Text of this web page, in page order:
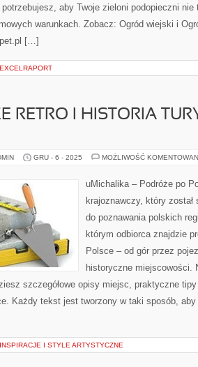
aby Twoje zieloni podopieczni nie
warunkach. Zobacz: Ogród wiejski i
[…]
EXCELRAPORT
RETRO I HISTORIA
GRU - 6 - 2025 MOŻLIWOŚĆ
uMichalika – Podróże po
krajoznawczy, który
do poznawania polskich
którym odbiorca znajdzie
Polsce – od gór przez
historyczne miejscowości.
szczegółowe opisy miejsc, praktyczne
Każdy tekst jest tworzony w taki sposób, aby
INSPIRACJE I STYLE ARTYSTYCZNE